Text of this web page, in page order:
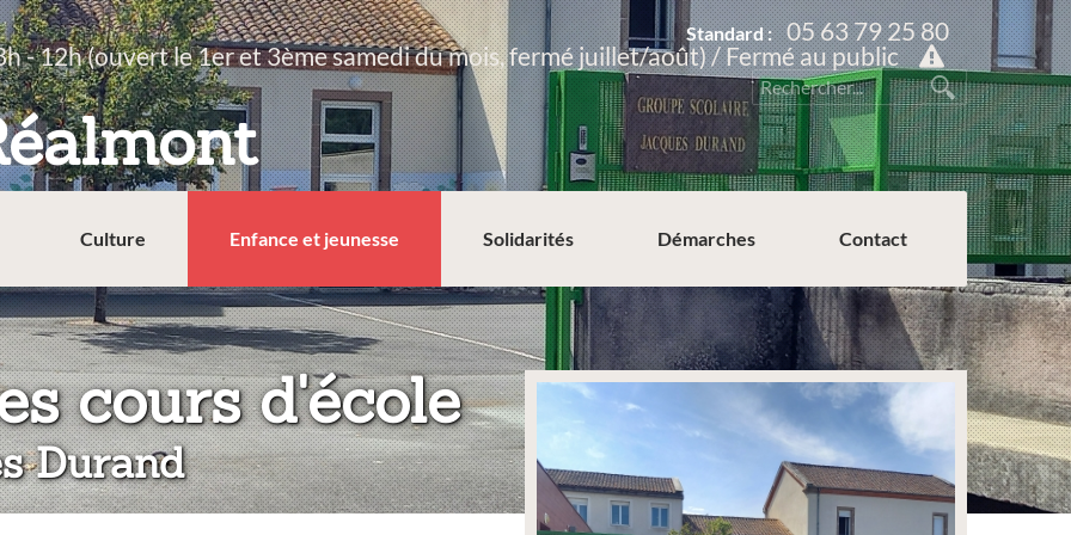
Standard : 05 63 79 25 80
- 12h (ouvert le 1er et 3ème samedi du mois, fermé juillet/août) / Fermé au public
Culture Enfance et jeunesse Solidarités Démarches Contact
cours d'école:
Durand